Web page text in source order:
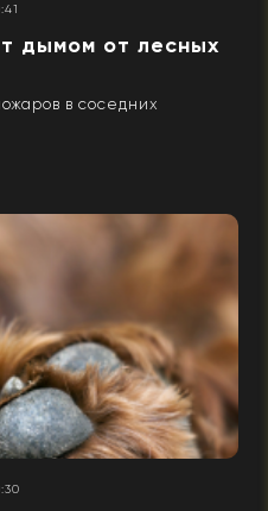
дымом от лесных
в соседних